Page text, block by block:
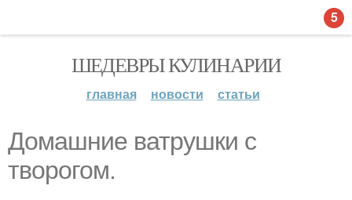
ШЕДЕВРЫ КУЛИНАРИИ
главная новости статьи
Домашние ватрушки с
творогом.
5